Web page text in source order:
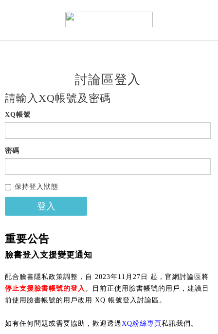
討論區登入
請輸入XQ帳號及密碼
XQ帳號
密碼
保持登入狀態
登入
重要公告
臉書登入支援變更通知
配合臉書隱私政策調整，自 2023年11月27日 起，官網討論區將
停止支援臉書帳號的登入 。目前正使用臉書帳號的用戶，建議目
前使用臉書帳號的用戶改用 XQ 帳號登入討論區。
如有任何問題或需要協助，歡迎透過XQ粉絲專頁 私訊我們。